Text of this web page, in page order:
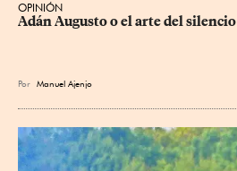
OPINIÓN
Adán Augusto o el arte del silencio
Por Manuel Ajenjo